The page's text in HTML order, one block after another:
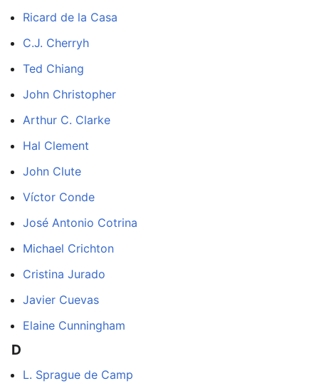
Ricard de la Casa
C.J. Cherryh
Ted Chiang
John Christopher
Arthur C. Clarke
Hal Clement
John Clute
Víctor Conde
José Antonio Cotrina
Michael Crichton
Cristina Jurado
Javier Cuevas
Elaine Cunningham
D
L. Sprague de Camp